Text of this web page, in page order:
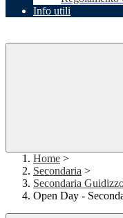
Info utili
Home >
Secondaria >
Secondaria
Open Day -